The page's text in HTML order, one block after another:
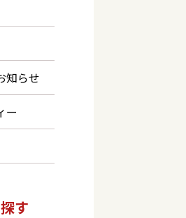
知らせ
ー
す